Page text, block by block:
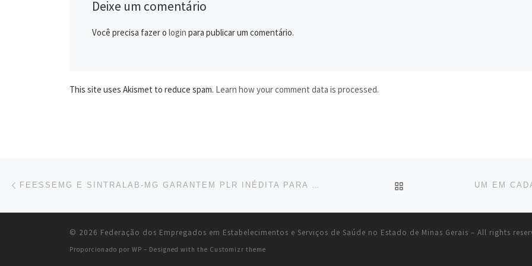
Deixe um comentário
Você precisa fazer o login para publicar um comentário.
This site uses Akismet to reduce spam. Learn how your comment data is processed.
Navegação do post FEESSEMG E SINTRALAB-MG GARANTEM PLR INÉDITA PARA O SETOR DA SAÚDE BACK TO POST LIST
© 2026 Federação dos Empregados em Estabelecimentos e Serviços de Saúde no Estado de Minas Gerais – All rights
Proporcionado por WP – Designed with the Customizr theme